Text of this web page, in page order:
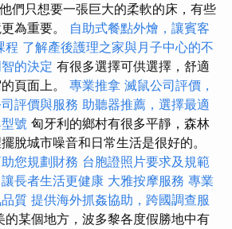
們只想要一張巨大的柔軟的床，有些
為重要。 自助式餐點外燴，讓賓客
程 了解產後護理之家與月子中心的不
的決定 有很多選擇可供選擇，舒適
頁面上。 專業推拿 滅鼠公司評價，
評價與服務 助聽器推薦，選擇最適
號 匈牙利的鄉村有很多平靜，森林
脫城市噪音和日常生活是很好的。
您規劃財務 台胞證照片要求及規範
長者生活更健康 大雅按摩服務 專業
質 提供海外抓姦協助，跨國調查服
的某個地方，波多黎各度假勝地中有